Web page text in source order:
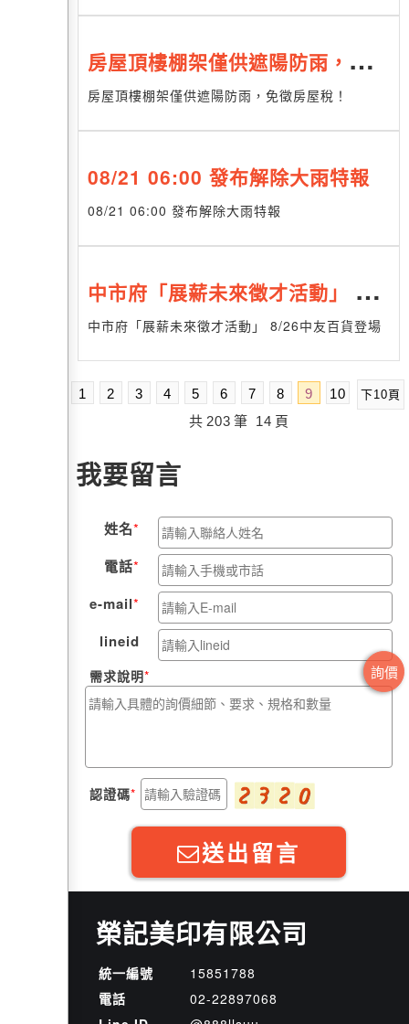
房屋頂樓棚架僅供遮陽防雨，免徵
房屋稅！
房屋頂樓棚架僅供遮陽防雨，免徵房屋稅！
08/21 06:00 發布解除大雨特報
08/21 06:00 發布解除大雨特報
中市府「展薪未來徵才活動」 8/2
6中友百貨登場
中市府「展薪未來徵才活動」 8/26中友百貨登場
1 2 3 4 5 6 7 8 9 10 下10頁
共 203 筆 14 頁
我要留言
需求說明
認證碼
姓名
電話
e-mail
lineid
送出留言
榮記美印有限公司
統一編號
15851788
電話
02-22897068
詢價